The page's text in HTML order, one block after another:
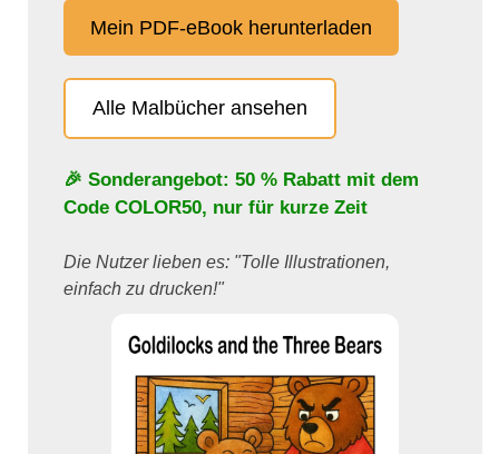
Mein PDF-eBook herunterladen
Alle Malbücher ansehen
🎉 Sonderangebot: 50 % Rabatt mit dem
Code COLOR50, nur für kurze Zeit
Die Nutzer lieben es: "Tolle Illustrationen,
einfach zu drucken!"